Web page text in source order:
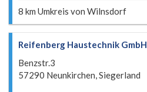
8 km Umkreis von Wilnsdorf
Reifenberg Haustechnik GmbH
Benzstr.3
57290 Neunkirchen, Siegerland